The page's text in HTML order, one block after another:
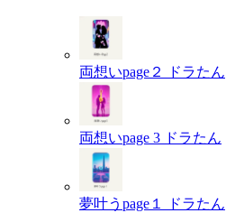
両想いpage２ ドラたん
両想いpage 3 ドラたん
夢叶うpage１ ドラたん